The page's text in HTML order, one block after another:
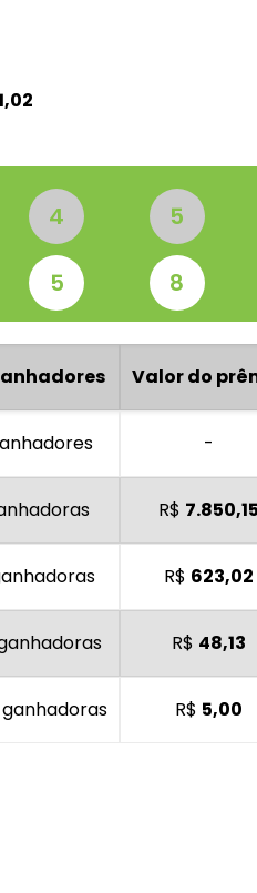
4 5
5 8
Valor do
-
R$ 7.850,15
R$ 623,02
R$ 48,13
R$ 5,00